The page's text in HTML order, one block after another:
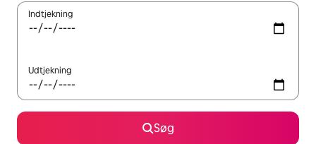
Indtjekning
Udtjekning
Søg